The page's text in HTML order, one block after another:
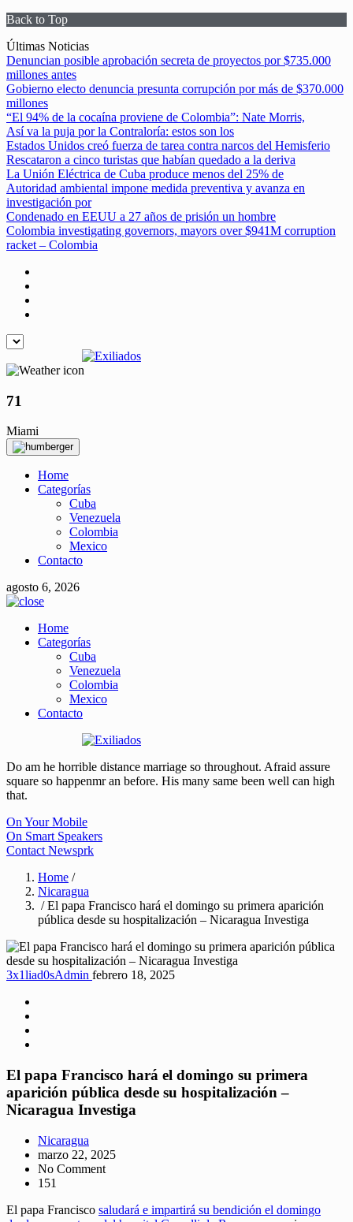
Back to Top
Skip
to
content
Últimas Noticias
Denuncian posible aprobación secreta de proyectos por $735.000
millones antes
Gobierno electo denuncia presunta corrupción por más de $370.000
millones
“El 94% de la cocaína proviene de Colombia”: Nate Morris,
Así va la puja por la Contraloría: estos son los
Estados Unidos creó fuerza de tarea contra narcos del Hemisferio
Rescataron a cinco turistas que habían quedado a la deriva
La Unión Eléctrica de Cuba produce menos del 25% de
Autoridad ambiental impone medida preventiva y avanza en
investigación por
Condenado en EEUU a 27 años de prisión un hombre
Colombia investigating governors, mayors over $941M corruption
racket – Colombia
71
Miami
Home
Categorías
Cuba
Venezuela
Colombia
Mexico
Contacto
agosto 6, 2026
Home
Categorías
Cuba
Venezuela
Colombia
Mexico
Contacto
Do am he horrible distance marriage so throughout. Afraid assure
square so happenmr an before. His many same been well can high
that.
On Your Mobile
On Smart Speakers
Contact Newsprk
Home /
Nicaragua
/ El papa Francisco hará el domingo su primera aparición
pública desde su hospitalización – Nicaragua Investiga
3x1liad0sAdmin febrero 18, 2025
El papa Francisco hará el domingo su primera
aparición pública desde su hospitalización –
Nicaragua Investiga
Nicaragua
marzo 22, 2025
No Comment
151
El papa Francisco saludará e impartirá su bendición el domingo